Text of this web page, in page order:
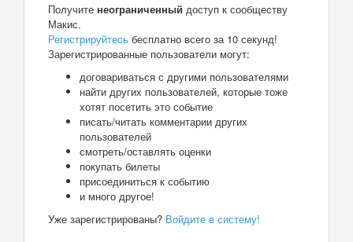
Получите неограниченный доступ к сообществу
Макис.
Регистрируйтесь бесплатно всего за 10 секунд!
Зарегистрированные пользователи могут:
договариваться с другими пользователями
найти других пользователей, которые тоже
хотят посетить это событие
писать/читать комментарии других
пользователей
смотреть/оставлять оценки
покупать билеты
присоединиться к событию
и много другое!
Уже зарегистрированы? Войдите в систему!